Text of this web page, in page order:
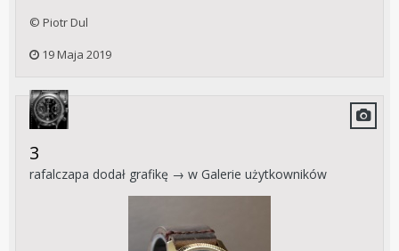
© Piotr Dul
19 Maja 2019
3
rafalczapa dodał grafikę → w Galerie użytkowników